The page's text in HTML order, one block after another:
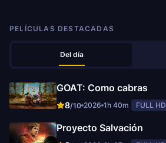
PELÍCULAS DESTACADAS
Del día
GOAT: Como cabras
8/10 2026 1h 40m FULL HD
Proyecto Salvación